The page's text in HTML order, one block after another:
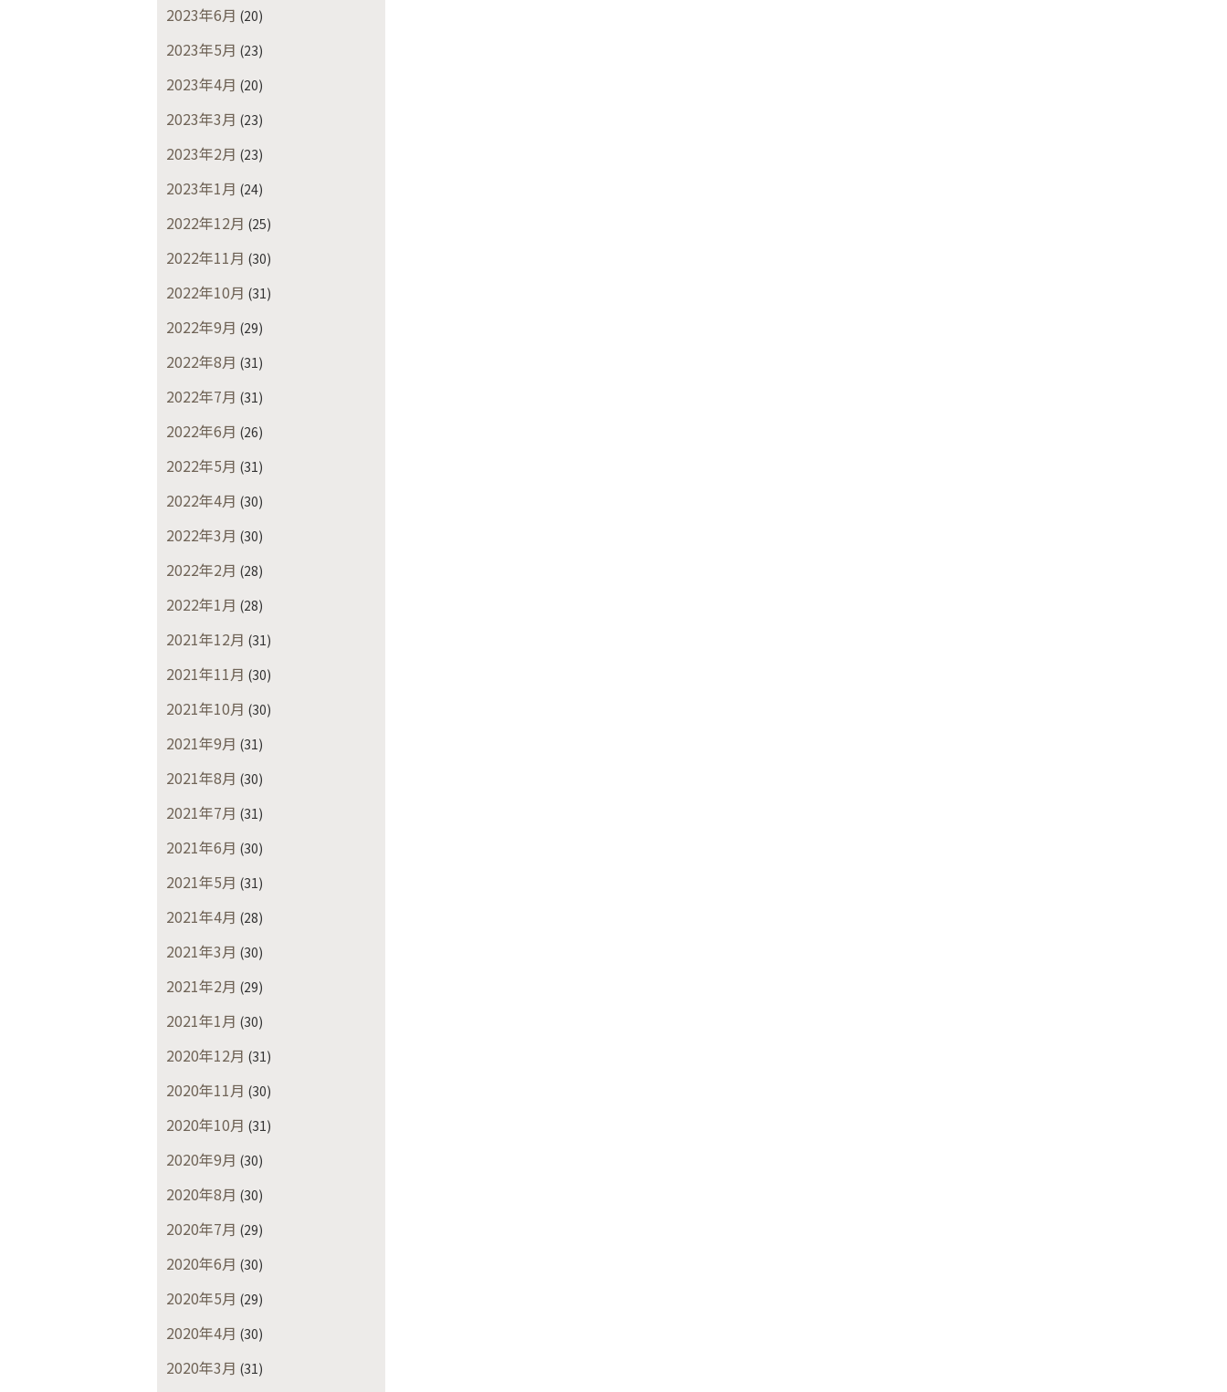
2023年6月 (20)
2023年5月 (23)
2023年4月 (20)
2023年3月 (23)
2023年2月 (23)
2023年1月 (24)
2022年12月 (25)
2022年11月 (30)
2022年10月 (31)
2022年9月 (29)
2022年8月 (31)
2022年7月 (31)
2022年6月 (26)
2022年5月 (31)
2022年4月 (30)
2022年3月 (30)
2022年2月 (28)
2022年1月 (28)
2021年12月 (31)
2021年11月 (30)
2021年10月 (30)
2021年9月 (31)
2021年8月 (30)
2021年7月 (31)
2021年6月 (30)
2021年5月 (31)
2021年4月 (28)
2021年3月 (30)
2021年2月 (29)
2021年1月 (30)
2020年12月 (31)
2020年11月 (30)
2020年10月 (31)
2020年9月 (30)
2020年8月 (30)
2020年7月 (29)
2020年6月 (30)
2020年5月 (29)
2020年4月 (30)
2020年3月 (31)